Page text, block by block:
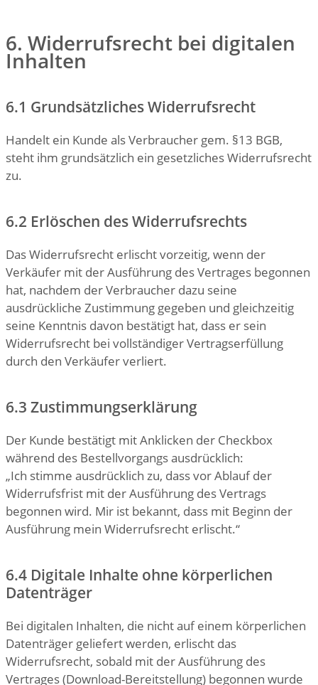
6. Widerrufsrecht bei digitalen
Inhalten
6.1 Grundsätzliches Widerrufsrecht
Handelt ein Kunde als Verbraucher gem. §13 BGB,
steht ihm grundsätzlich ein gesetzliches Widerrufsrecht
zu.
6.2 Erlöschen des Widerrufsrechts
Das Widerrufsrecht erlischt vorzeitig, wenn der
Verkäufer mit der Ausführung des Vertrages begonnen
hat, nachdem der Verbraucher dazu seine
ausdrückliche Zustimmung gegeben und gleichzeitig
seine Kenntnis davon bestätigt hat, dass er sein
Widerrufsrecht bei vollständiger Vertragserfüllung
durch den Verkäufer verliert.
6.3 Zustimmungserklärung
Der Kunde bestätigt mit Anklicken der Checkbox
während des Bestellvorgangs ausdrücklich:
„Ich stimme ausdrücklich zu, dass vor Ablauf der
Widerrufsfrist mit der Ausführung des Vertrags
begonnen wird. Mir ist bekannt, dass mit Beginn der
Ausführung mein Widerrufsrecht erlischt.“
6.4 Digitale Inhalte ohne körperlichen
Datenträger
Bei digitalen Inhalten, die nicht auf einem körperlichen
Datenträger geliefert werden, erlischt das
Widerrufsrecht, sobald mit der Ausführung des
Vertrages (Download-Bereitstellung) begonnen wurde